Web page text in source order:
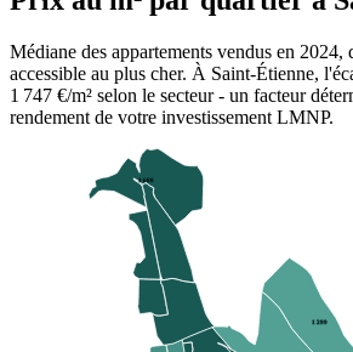
Médiane des appartements vendus en 2024,
accessible au plus cher. À Saint-Étienne,
1 747 €/m² selon le secteur - un facteur
rendement de votre investissement LMNP.
1 680
1 299